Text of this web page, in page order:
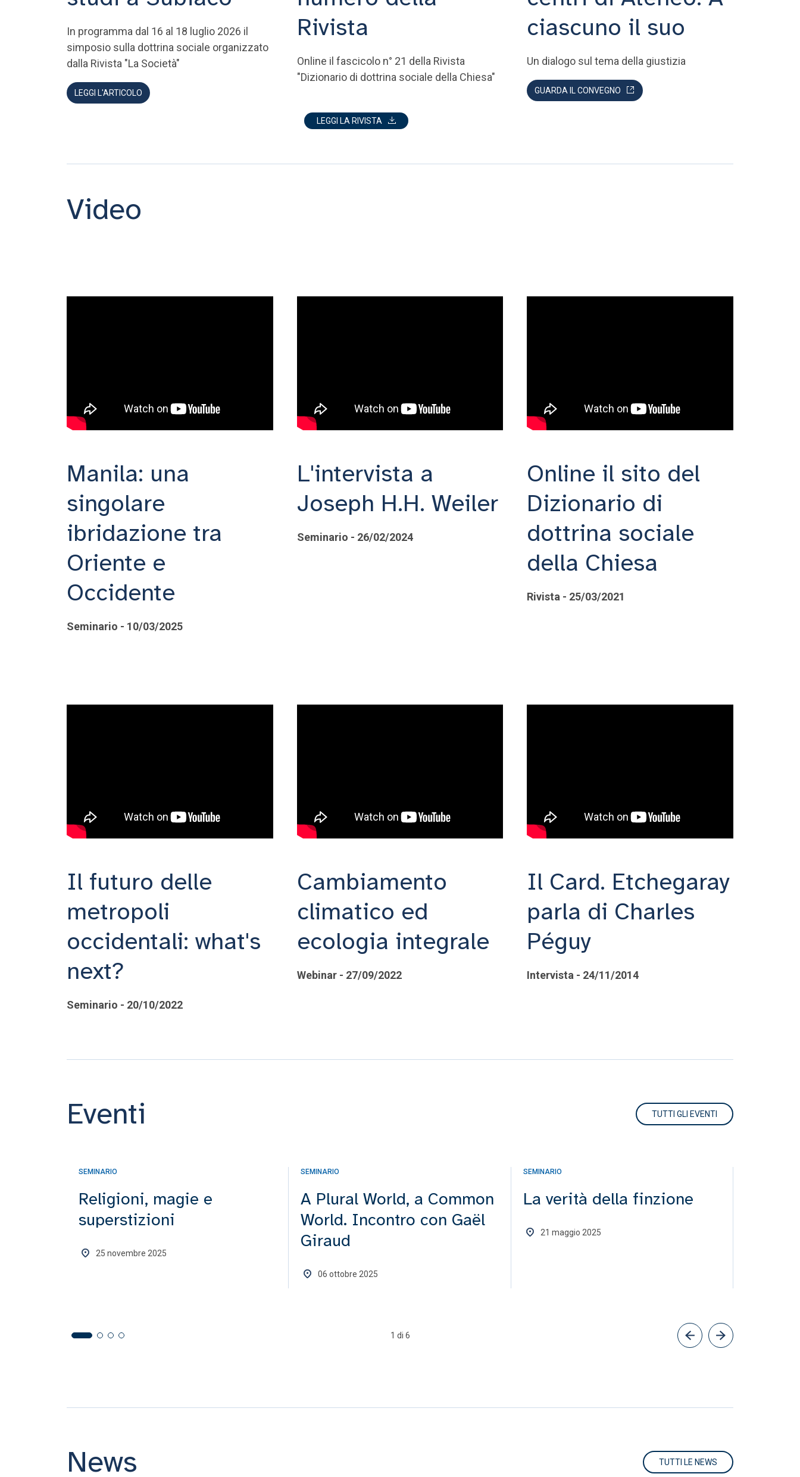
In programma dal 16 al 18 luglio 2026 il
simposio sulla dottrina sociale organizzato
dalla Rivista "La Società"
LEGGI L'ARTICOLO
Rivista
Online il fascicolo n° 21 della Rivista
"Dizionario di dottrina sociale della Chiesa"
LEGGI LA RIVISTA
ciascuno il suo
Un dialogo sul tema della giustizia
GUARDA IL CONVEGNO
Video
Manila: una
singolare
ibridazione tra
Oriente e
Occidente
Seminario - 10/03/2025
L'intervista a
Joseph H.H. Weiler
Seminario - 26/02/2024
Online il sito del
Dizionario di
dottrina sociale
della Chiesa
Rivista - 25/03/2021
Il futuro delle
metropoli
occidentali: what's
next?
Seminario - 20/10/2022
Cambiamento
climatico ed
ecologia integrale
Webinar - 27/09/2022
Il Card. Etchegaray
parla di Charles
Péguy
Intervista - 24/11/2014
Eventi TUTTI GLI EVENTI
SEMINARIO
Religioni, magie e
superstizioni
25 novembre 2025
SEMINARIO
A Plural World, a Common
World. Incontro con Gaël
Giraud
06 ottobre 2025
SEMINARIO
La verità della finzione
21 maggio 2025
1 di 6
News TUTTI LE NEWS